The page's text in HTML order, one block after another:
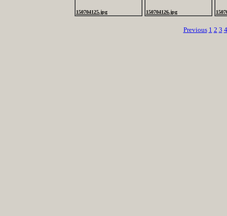
150704125.jpg 150704126.jpg
Previous 1 2 3 4